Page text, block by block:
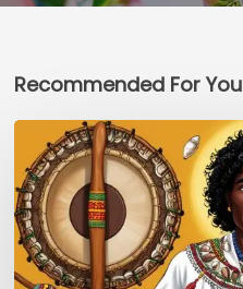
Recommended For You
de
Caboclos
e
Caboclas:
Celebrando